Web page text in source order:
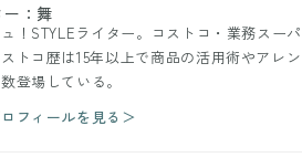
ー：舞
！STYLEライター。コストコ・業務スー
トコ歴は15年以上で商品の活用術やアレ
登場している。
フィールを見る＞